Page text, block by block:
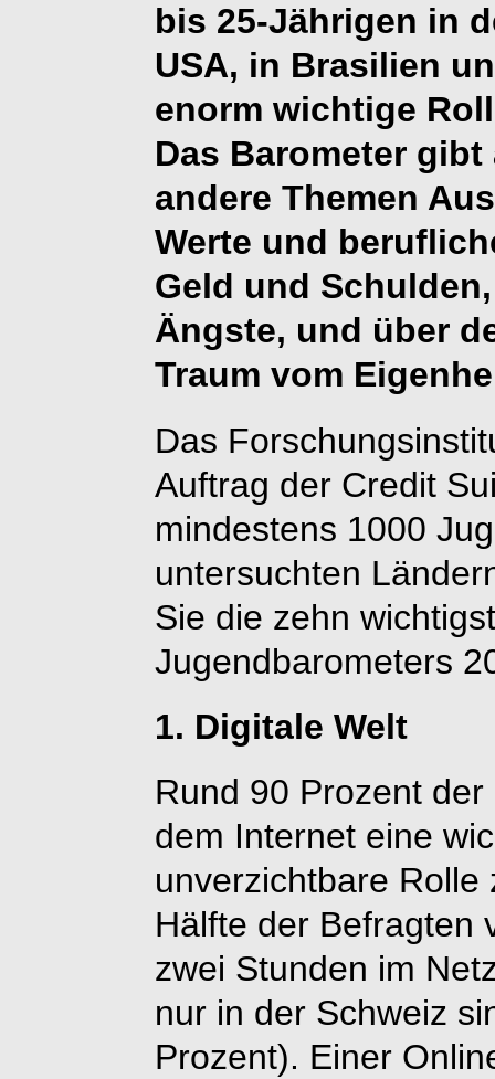
bis 25-Jährigen in
USA, in Brasilien
enorm wichtige
Das Barometer
andere Themen
Werte und
Geld und
Ängste, und über
Traum vom
Das
Auftrag der Credit
mindestens 1000
untersuchten
Sie die zehn
Jugendbarometers
1. Digitale Welt
Rund 90 Prozent
dem Internet eine
unverzichtbare Rolle
Hälfte der Befragten
zwei Stunden im
nur in der Schweiz
Prozent). Einer